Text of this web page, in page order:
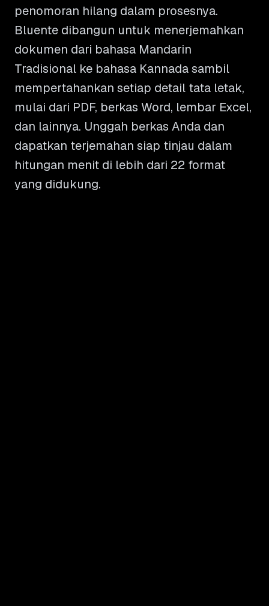
penomoran hilang dalam prosesnya.
Bluente dibangun untuk menerjemahkan
dokumen dari bahasa Mandarin
Tradisional ke bahasa Kannada sambil
mempertahankan setiap detail tata letak,
mulai dari PDF, berkas Word, lembar Excel,
dan lainnya. Unggah berkas Anda dan
dapatkan terjemahan siap tinjau dalam
hitungan menit di lebih dari 22 format
yang didukung.